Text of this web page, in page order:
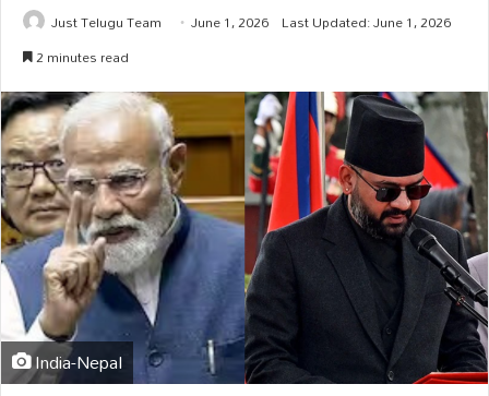
Just Telugu Team June 1, 2026 Last Updated: June 1, 2026
2 minutes read
India-Nepal